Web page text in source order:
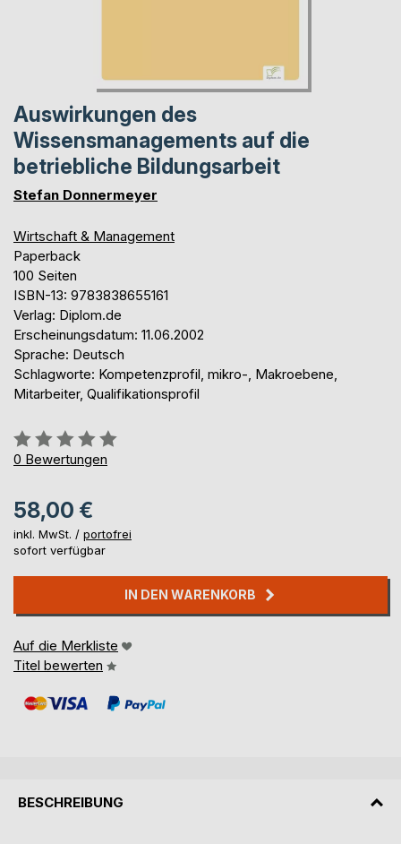
Auswirkungen des
Wissensmanagements auf die
betriebliche Bildungsarbeit
Stefan Donnermeyer
Wirtschaft & Management
Paperback
100 Seiten
ISBN-13: 9783838655161
Verlag: Diplom.de
Erscheinungsdatum: 11.06.2002
Sprache: Deutsch
Schlagworte: Kompetenzprofil, mikro-, Makroebene,
Mitarbeiter, Qualifikationsprofil
Bewertung::
0%
0 Bewertungen
58,00 €
inkl. MwSt. / portofrei
sofort verfügbar
IN DEN WARENKORB
Auf die Merkliste
Titel bewerten
BESCHREIBUNG